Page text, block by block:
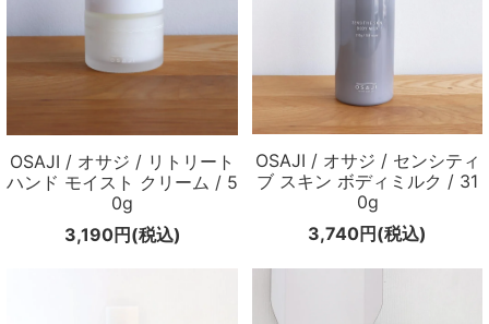
OSAJI / オサジ / リトリート
ハンド モイスト クリーム / 5
0g
3,190円(税込)
OSAJI / オサジ / センシティ
ブ スキン ボディミルク / 31
0g
3,740円(税込)